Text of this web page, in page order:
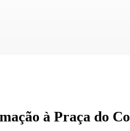
à Praça do